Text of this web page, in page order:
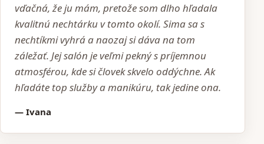
vďačná, že ju mám, pretože som dlho hľadala
kvalitnú nechtárku v tomto okolí. Sima sa s
nechtíkmi vyhrá a naozaj si dáva na tom
záležať. Jej salón je veľmi pekný s príjemnou
atmosférou, kde si človek skvelo oddýchne. Ak
hľadáte top služby a manikúru, tak jedine ona.
— Ivana